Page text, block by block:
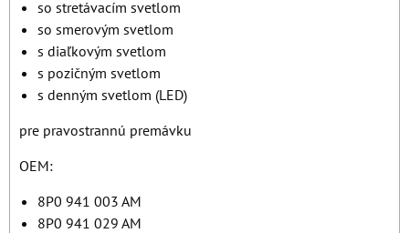
so stretávacím svetlom
so smerovým svetlom
s diaľkovým svetlom
s pozičným svetlom
s denným svetlom (LED)
pre pravostrannú premávku
OEM:
8P0 941 003 AM
8P0 941 029 AM